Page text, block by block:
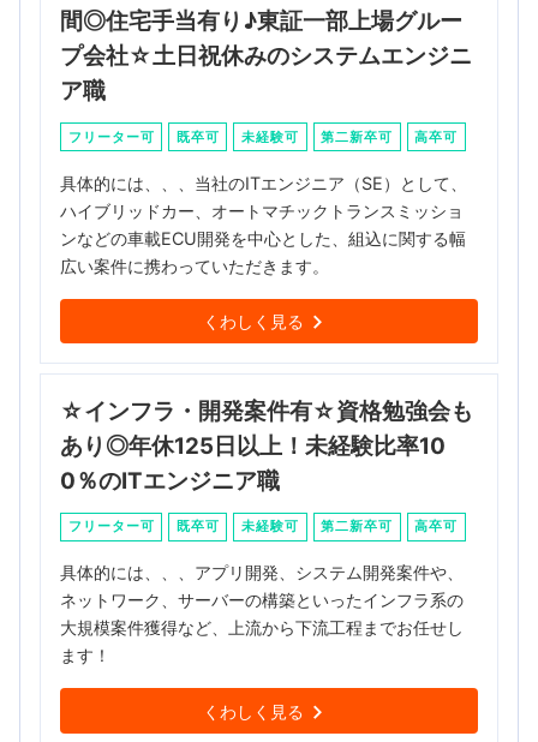
間◎住宅手当有り♪東証一部上場グルー
プ会社☆土日祝休みのシステムエンジニ
ア職
フリーター可 既卒可 未経験可 第二新卒可 高卒可
具体的には、、、当社のITエンジニア（SE）として、
ハイブリッドカー、オートマチックトランスミッショ
ンなどの車載ECU開発を中心とした、組込に関する幅
広い案件に携わっていただきます。
くわしく見る
☆インフラ・開発案件有☆資格勉強会も
あり◎年休125日以上！未経験比率10
0％のITエンジニア職
フリーター可 既卒可 未経験可 第二新卒可 高卒可
具体的には、、、アプリ開発、システム開発案件や、
ネットワーク、サーバーの構築といったインフラ系の
大規模案件獲得など、上流から下流工程までお任せし
ます！
くわしく見る